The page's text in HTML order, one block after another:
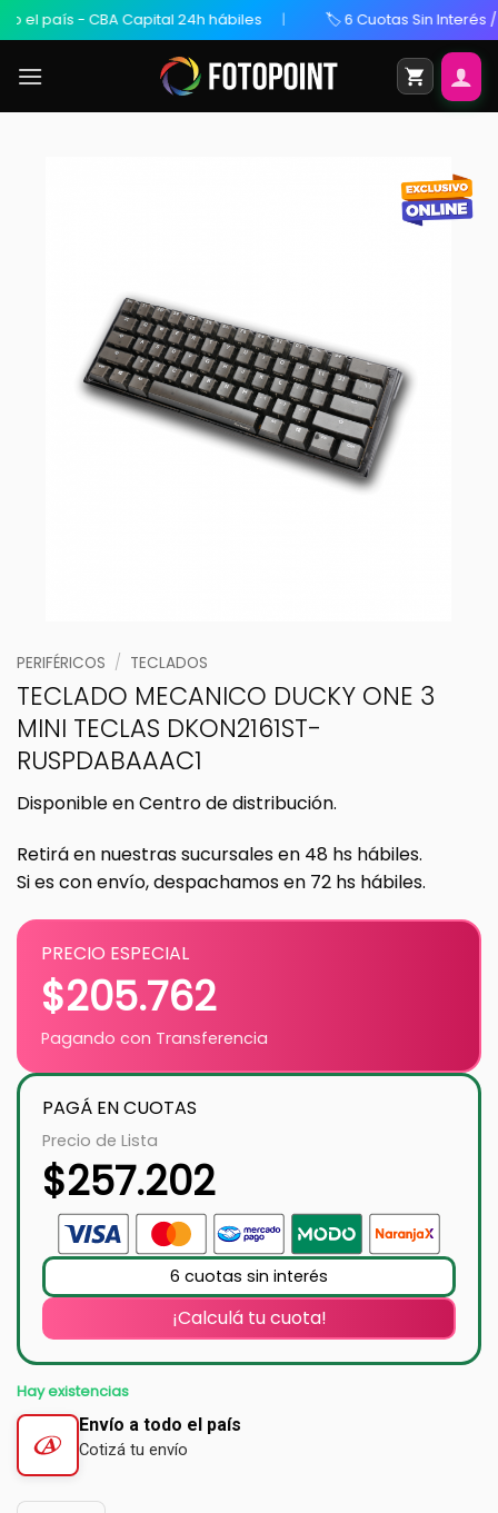
país - CBA Capital 24h hábiles 🏷️ 6 Cuotas Sin Interés /
PERIFÉRICOS / TECLADOS
TECLADO MECANICO DUCKY ONE 3
MINI TECLAS DKON2161ST-
RUSPDABAAAC1
Disponible en Centro de distribución.
Retirá en nuestras sucursales en 48 hs hábiles.
Si es con envío, despachamos en 72 hs hábiles.
PRECIO ESPECIAL
$205.762
Pagando con Transferencia
PAGÁ EN CUOTAS
Precio de Lista
$257.202
6 cuotas sin interés
¡Calculá tu cuota!
Hay existencias
Envío a todo el país
Cotizá tu envío